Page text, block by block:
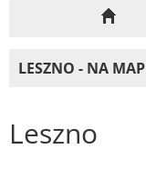
LESZNO - NA
Leszno